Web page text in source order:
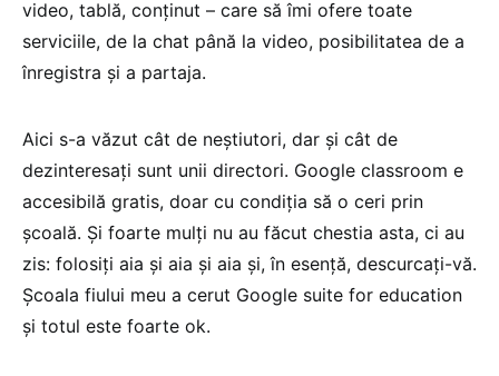
video, tablă, conținut – care să îmi ofere toate
serviciile, de la chat până la video, posibilitatea de a
înregistra și a partaja.
Aici s-a văzut cât de neștiutori, dar și cât de
dezinteresați sunt unii directori. Google classroom e
accesibilă gratis, doar cu condiția să o ceri prin
școală. Și foarte mulți nu au făcut chestia asta, ci au
zis: folosiți aia și aia și aia și, în esență, descurcați-vă.
Școala fiului meu a cerut Google suite for education
și totul este foarte ok.